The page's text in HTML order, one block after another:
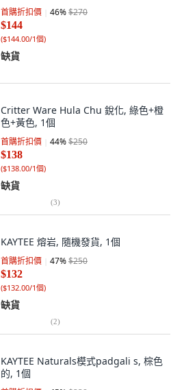
首購折扣價 46%$270
$144
($144.00/1個)
缺貨
Critter Ware Hula Chu 銳化, 綠色+橙
色+黃色, 1個
首購折扣價 44%$250
$138
($138.00/1個)
缺貨
(3)
KAYTEE 熔岩, 隨機發貨, 1個
首購折扣價 47%$250
$132
($132.00/1個)
缺貨
(2)
KAYTEE Naturals模式padgali s, 棕色
的, 1個